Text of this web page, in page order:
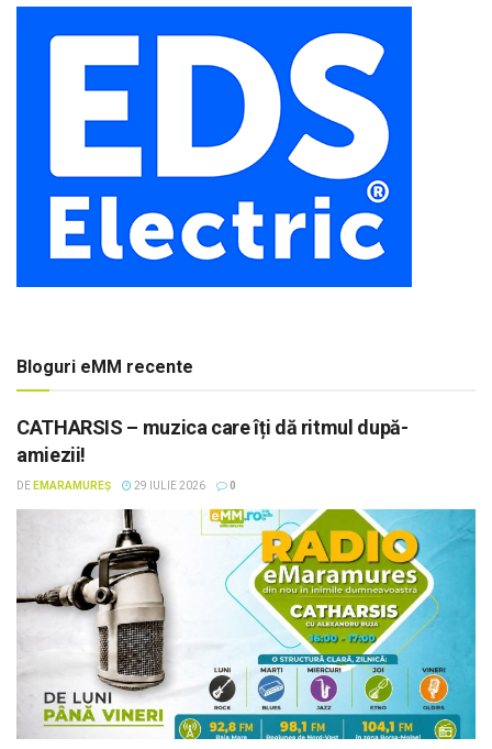
Bloguri eMM recente
CATHARSIS – muzica care îți dă ritmul după-
amiezii!
DE EMARAMUREȘ 29 IULIE 2026 0